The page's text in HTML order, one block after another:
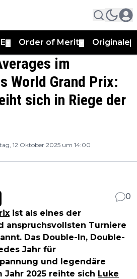
Order of Merit Originale
im
World Grand Prix:
sich in Riege der
12 Oktober 2025 um 14:00
0
ist als eines der
anspruchsvollsten Turniere
Das Double-In, Double-
Jahr für
und legendäre
Jahr 2025 reihte sich Luke